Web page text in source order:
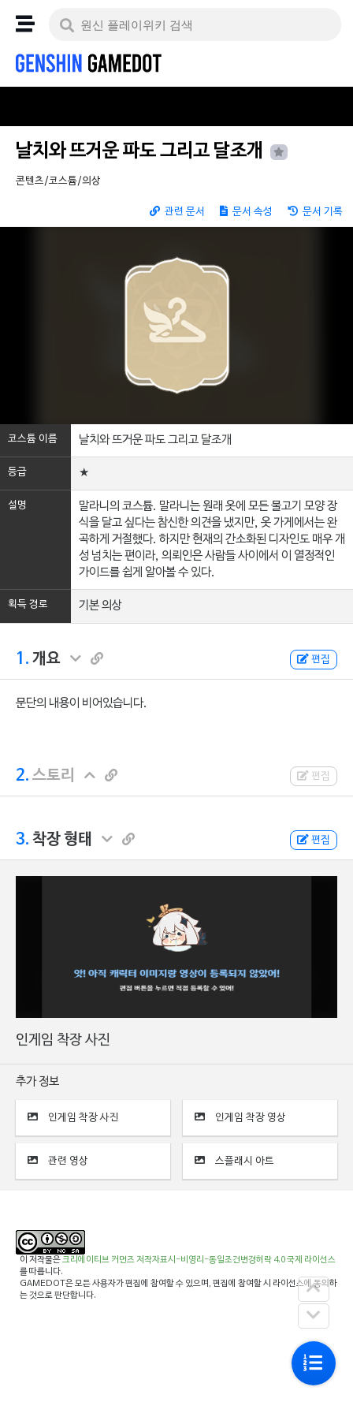
날치와 뜨거운 파도 그리고 달조개
콘텐츠/코스튬/의상
관련 문서 문서 속성 문서 기록
코스튬 이름 날치와 뜨거운 파도 그리고 달조개
등급 ★
설명
말라니의 코스튬. 말라니는 원래 옷에 모든 물고기 모양 장
식을 달고 싶다는 참신한 의견을 냈지만, 옷 가게에서는 완
곡하게 거절했다. 하지만 현재의 간소화된 디자인도 매우 개
성 넘치는 편이라, 의뢰인은 사람들 사이에서 이 열정적인
가이드를 쉽게 알아볼 수 있다.
획득 경로 기본 의상
1. 개요 편집
문단의 내용이 비어있습니다.
2. 스토리 편집
3. 착장 형태 편집
인게임 착장 사진
추가 정보
인게임 착장 사진 인게임 착장 영상
관련 영상 스플래시 아트
이 저작물은크리에이티브 커먼즈 저작자표시-비영리-동일조건변경허락 4.0 국제 라이선스
를 따릅니다.
GAMEDOT은 모든 사용자가 편집에 참여할 수 있으며, 편집에 참여할 시 라이선스에 동의하
는 것으로 판단합니다.